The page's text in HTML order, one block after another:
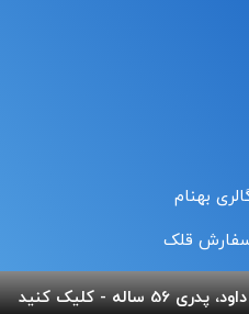
بهنام
قلک
متداول
- کلیک کنید